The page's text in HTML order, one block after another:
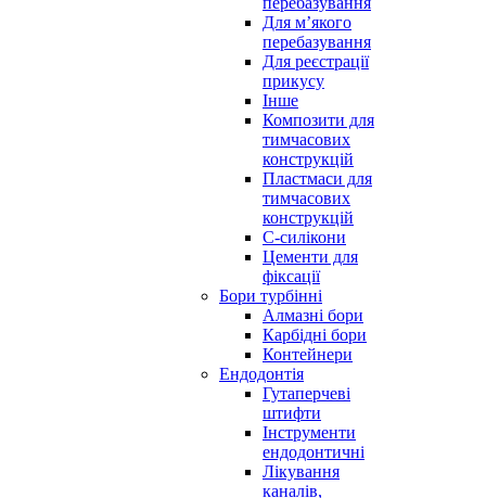
Для м’якого
перебазування
Для реєстрації
прикусу
Інше
Композити для
тимчасових
конструкцій
Пластмаси для
тимчасових
конструкцій
С-силікони
Цементи для
фіксації
Бори турбінні
Алмазні бори
Карбідні бори
Контейнери
Ендодонтія
Гутаперчеві
штифти
Інструменти
ендодонтичні
Лікування
каналів,